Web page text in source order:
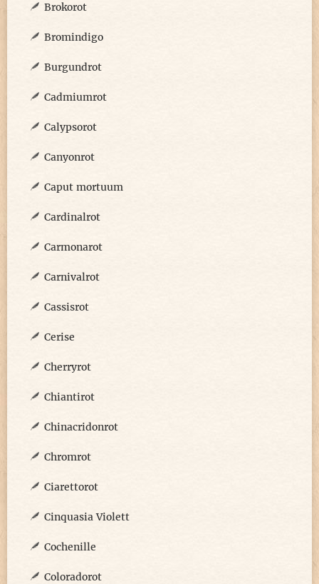
Brokorot
Bromindigo
Burgundrot
Cadmiumrot
Calypsorot
Canyonrot
Caput mortuum
Cardinalrot
Carmonarot
Carnivalrot
Cassisrot
Cerise
Cherryrot
Chiantirot
Chinacridonrot
Chromrot
Ciarettorot
Cinquasia Violett
Cochenille
Coloradorot